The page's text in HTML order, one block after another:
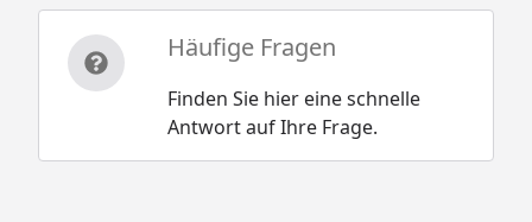
Häufige Fragen
Finden Sie hier eine schnelle
Antwort auf Ihre Frage.